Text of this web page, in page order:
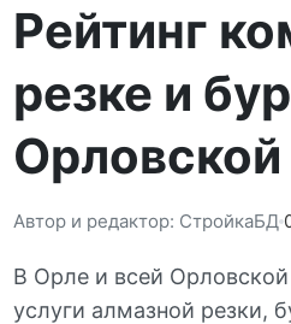
Рейтинг
резке и
Орловской
Автор и редактор: СтройкаБД
В Орле и всей
услуги алмазной резки,